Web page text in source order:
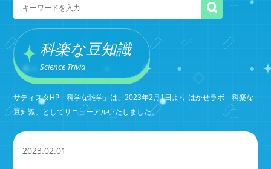
科楽な豆知識
Science Trivia
サティスタHP「科学な雑学」は、2023年2月1日より はかせラボ「科楽な
豆知識」としてリニューアルいたしました。
2023.02.01